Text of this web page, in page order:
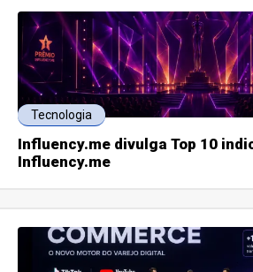
Tecnologia
Influency.me divulga Top 10
Influency.me